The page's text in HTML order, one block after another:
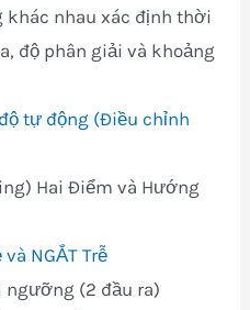
khác nhau xác định thời
độ phân giải và khoảng
tự động (Điều chỉnh
Hai Điểm và Hướng
NGẮT Trễ
ngưỡng (2 đầu ra)